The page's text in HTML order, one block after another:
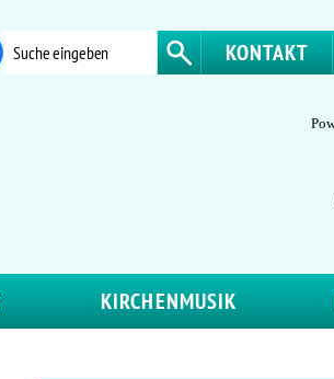
KONTAKT
KIRCHENMUSIK